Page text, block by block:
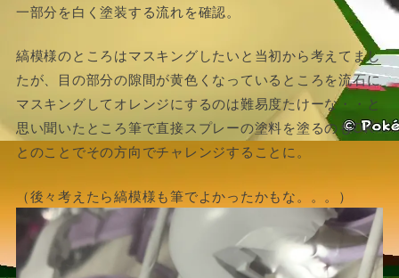
一部分を白く塗装する流れを確認。
縞模様のところはマスキングしたいと当初から考えてまし
たが、目の部分の隙間が黄色くなっているところを流石に
マスキングしてオレンジにするのは難易度たけーな・・と
思い聞いたところ筆で直接スプレーの塗料を塗るのもOK
とのことでその方向でチャレンジすることに。
（後々考えたら縞模様も筆でよかったかもな。。。）